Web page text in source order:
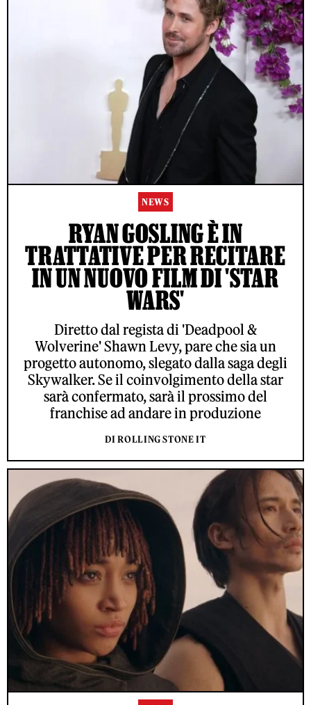
NEWS
RYAN GOSLING È IN
TRATTATIVE PER RECITARE
IN UN NUOVO FILM DI 'STAR
WARS'
Diretto dal regista di 'Deadpool &
Wolverine' Shawn Levy, pare che sia un
progetto autonomo, slegato dalla saga degli
Skywalker. Se il coinvolgimento della star
sarà confermato, sarà il prossimo del
franchise ad andare in produzione
DI ROLLING STONE IT